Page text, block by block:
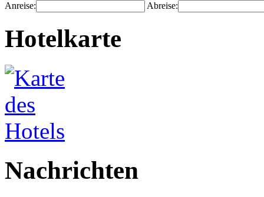
Anreise: Abreise:
Hotelkarte
Nachrichten